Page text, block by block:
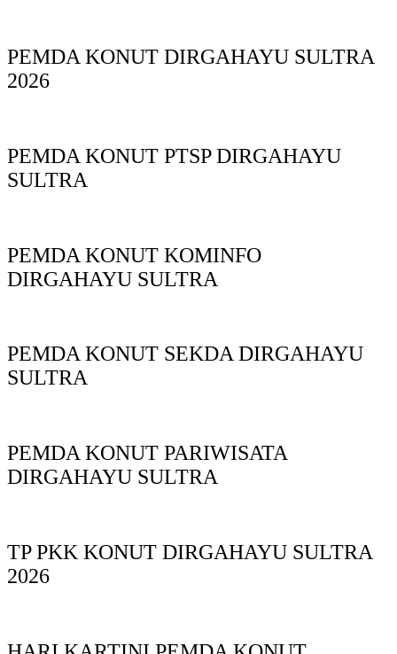
PEMDA KONUT DIRGAHAYU SULTRA
2026
PEMDA KONUT PTSP DIRGAHAYU
SULTRA
PEMDA KONUT KOMINFO
DIRGAHAYU SULTRA
PEMDA KONUT SEKDA DIRGAHAYU
SULTRA
PEMDA KONUT PARIWISATA
DIRGAHAYU SULTRA
TP PKK KONUT DIRGAHAYU SULTRA
2026